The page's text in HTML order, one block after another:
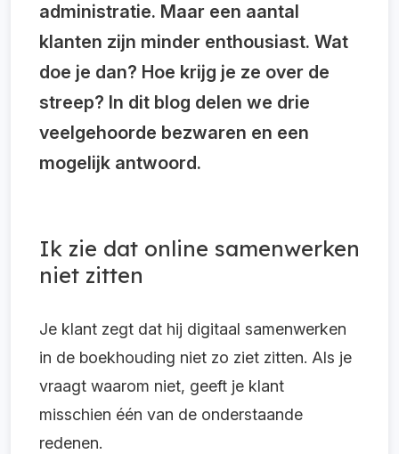
administratie. Maar een aantal
klanten zijn minder enthousiast. Wat
doe je dan? Hoe krijg je ze over de
streep? In dit blog delen we drie
veelgehoorde bezwaren en een
mogelijk antwoord.
Ik zie dat online samenwerken
niet zitten
Je klant zegt dat hij digitaal samenwerken
in de boekhouding niet zo ziet zitten. Als je
vraagt waarom niet, geeft je klant
misschien één van de onderstaande
redenen.